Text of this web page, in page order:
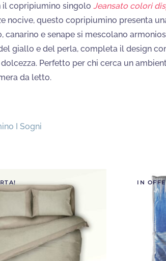
il copripiumino singolo Jeansato colori
nocive, questo copripiumino presenta
canarino e senape si mescolano
giallo e del perla, completa il design
Perfetto per chi cerca un
da letto.
I Sogni
IN